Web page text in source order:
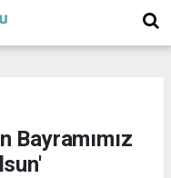
Bayramımız